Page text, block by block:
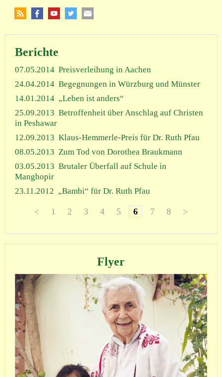
Berichte
07.05.2014 Preisverleihung in Aachen
24.04.2014 Begegnungen in Würzburg und Münster
14.01.2014 „Leben ist anders“
25.09.2013 Betroffenheit über Anschlag auf Christen
in Peshawar
12.09.2013 Klaus-Hemmerle-Preis für Dr. Ruth Pfau
08.05.2013 Zum Tod von Dorothea Braukmann
03.05.2013 Brutaler Überfall auf Schule in
Manghopir
23.11.2012 „Bambi“ für Dr. Ruth Pfau
< 1 2 3 4 5 6 7 8 >
Flyer